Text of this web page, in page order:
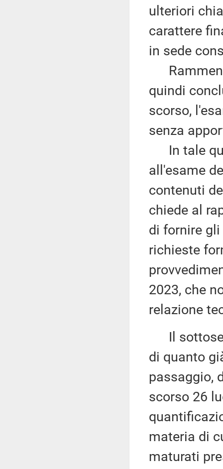
ulteriori
carattere
in sede
quindi
scorso,
senza
In tale
all'esame
contenuti
chiede al
di fornire
richieste
2023, che
relazione
Il
di quanto
passaggio,
scorso 26
materia di
maturati